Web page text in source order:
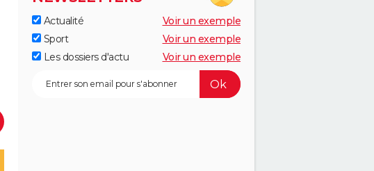
Actualité
Voir un exemple
Sport
Voir un exemple
Les dossiers d'actu
Voir un exemple